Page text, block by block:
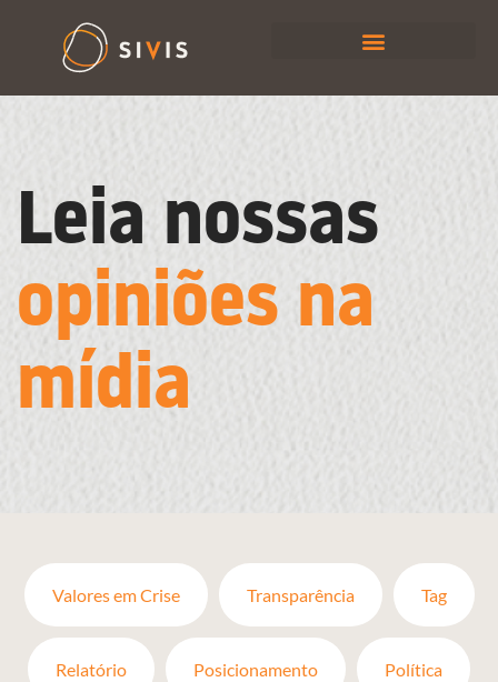
Leia nossas
opiniões na
mídia
Valores em Crise Transparência Tag
Relatório Posicionamento Política